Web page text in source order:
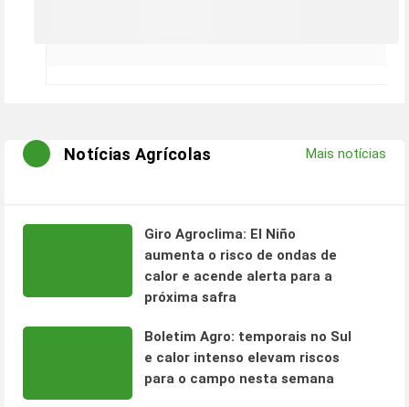
Notícias Agrícolas Mais notícias
Giro Agroclima: El Niño
aumenta o risco de ondas de
calor e acende alerta para a
próxima safra
Boletim Agro: temporais no Sul
e calor intenso elevam riscos
para o campo nesta semana